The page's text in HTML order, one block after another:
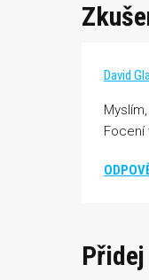
David
Focení